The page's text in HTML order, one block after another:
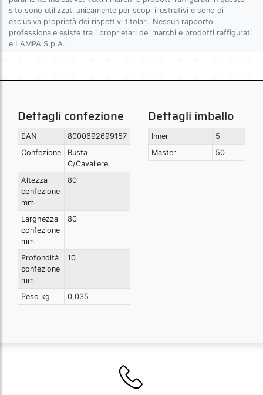
sito sono utilizzati unicamente per scopi illustrativi e sono di
esclusiva proprietà dei rispettivi titolari. Nessun rapporto
professionale esiste tra i proprietari dei marchi e prodotti raffigurati
e LAMPA S.p.A.
Dettagli confezione
EAN
8000692699157
Confezione
Busta
C/Cavaliere
Altezza
confezione
mm
80
Larghezza
confezione
mm
80
Profondità
confezione
mm
10
Peso kg 0,035
Dettagli imballo
Inner
5
Master
50